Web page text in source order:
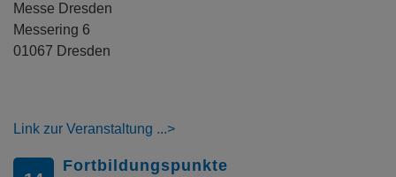
Messe Dresden
Messering 6
01067 Dresden
Link zur Veranstaltung
Fortbildungspunkte